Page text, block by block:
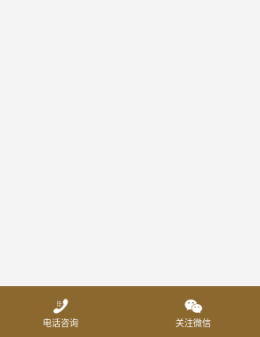

电话咨询

关注微信